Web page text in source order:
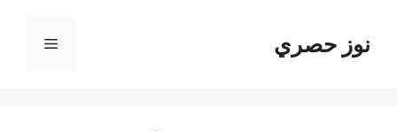
المحتوىنوز حصري القائمة